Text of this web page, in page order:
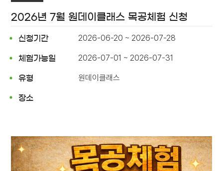
2026년 7월 원데이클래스 목공체험 신청
신청기간 2026-06-20 ~ 2026-07-28
체험가능일 2026-07-01 ~ 2026-07-31
유형 원데이클래스
장소